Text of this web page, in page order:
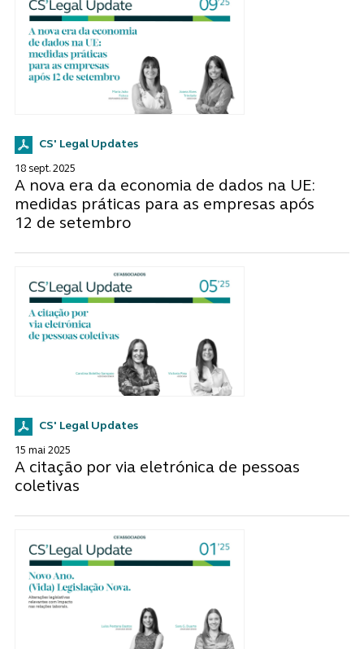
CS' Legal Updates
18 sept. 2025
A nova era da economia de dados na UE:
medidas práticas para as empresas após
12 de setembro
CS' Legal Updates
15 mai 2025
A citação por via eletrónica de pessoas
coletivas